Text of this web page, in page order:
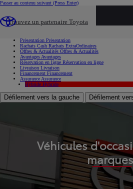
Passer au contenu suivant (Press Enter)
Trouvez un partenaire Toyota
Présentation Présentation
Rachats Cash Rachats ExtraOrdinaires
Offres & Actualités Offres & Actualités
Avantages Avantages
Réservation en ligne Réservation en ligne
Livraison Livraison
Financement Financement
Assurance Assurance
Hybride Hybride
Défilement vers la gauche Défilement
Véhicules